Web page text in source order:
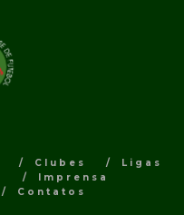
Clubes
Ligas
Imprensa
Contatos